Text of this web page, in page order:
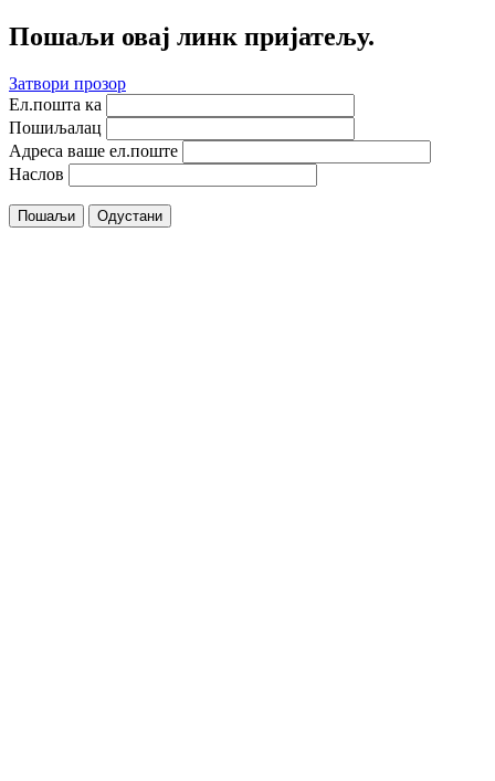
Пошаљи овај линк пријатељу.
Затвори прозор
Ел.пошта ка
Пошиљалац
Адреса ваше ел.поште
Наслов
Пошаљи Одустани